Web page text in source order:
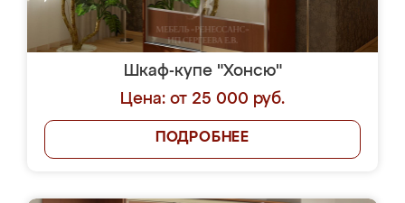
Шкаф-купе "Хонсю"
Цена: от 25 000 руб.
ПОДРОБНЕЕ